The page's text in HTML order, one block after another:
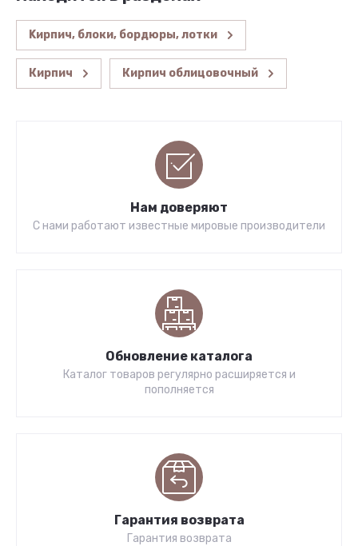
Kирпич, блоки, бордюры, лотки
Кирпич Кирпич облицовочный
Нам доверяют
С нами работают известные мировые производители
Обновление каталога
Каталог товаров регулярно расширяется и
пополняется
Гарантия возврата
Гарантия возврата